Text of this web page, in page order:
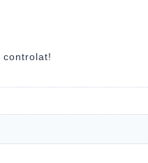
controlat!